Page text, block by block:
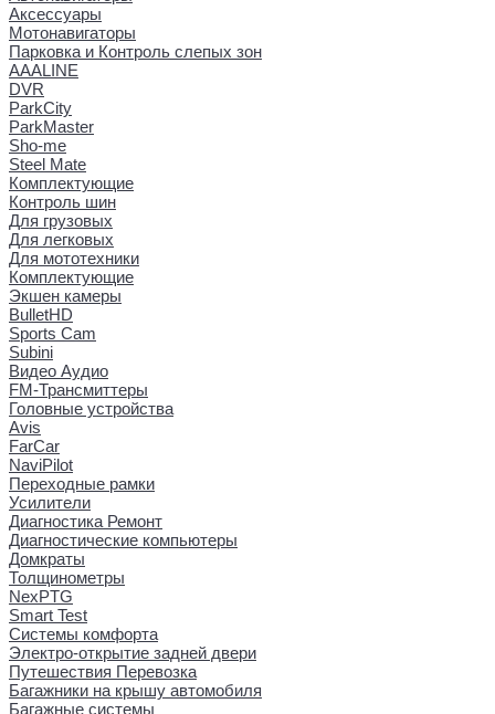
Аксессуары
Мотонавигаторы
Парковка и Контроль слепых зон
AAALINE
DVR
ParkCity
ParkMaster
Sho-me
Steel Mate
Комплектующие
Контроль шин
Для грузовых
Для легковых
Для мототехники
Комплектующие
Экшен камеры
BulletHD
Sports Cam
Subini
Видео Аудио
FM-Трансмиттеры
Головные устройства
Avis
FarCar
NaviPilot
Переходные рамки
Усилители
Диагностика Ремонт
Диагностические компьютеры
Домкраты
Толщинометры
NexPTG
Smart Test
Системы комфорта
Электро-открытие задней двери
Путешествия Перевозка
Багажники на крышу автомобиля
Багажные системы